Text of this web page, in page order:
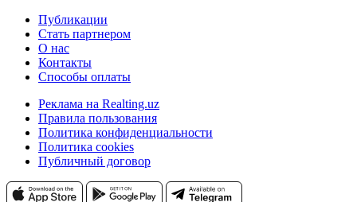
Публикации
Стать партнером
О нас
Контакты
Способы оплаты
Реклама на Realting.uz
Правила пользования
Политика конфиденциальности
Политика cookies
Публичный договор